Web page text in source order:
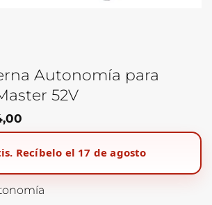
Autonomía para
52V
de
desde
hasta
€354,00
Recíbelo el 17 de agosto